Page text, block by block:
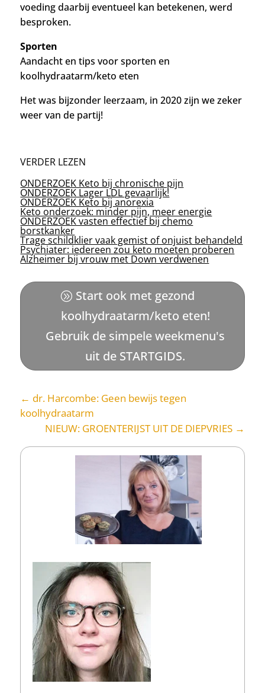
voeding daarbij eventueel kan betekenen, werd
besproken.
Sporten
Aandacht en tips voor sporten en
koolhydraatarm/keto eten
Het was bijzonder leerzaam, in 2020 zijn we zeker
weer van de partij!
VERDER LEZEN
ONDERZOEK Keto bij chronische pijn
ONDERZOEK Lager LDL gevaarlijk!
ONDERZOEK Keto bij anorexia
Keto onderzoek: minder pijn, meer energie
ONDERZOEK vasten effectief bij chemo
borstkanker
Trage schildklier vaak gemist of onjuist behandeld
Psychiater: iedereen zou keto moeten proberen
Alzheimer bij vrouw met Down verdwenen
Start ook met gezond
koolhydraatarm/keto eten!
Gebruik de simpele weekmenu's
uit de STARTGIDS.
← dr. Harcombe: Geen bewijs tegen
koolhydraatarm
NIEUW: GROENTERIJST UIT DE DIEPVRIES→